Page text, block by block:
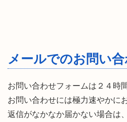
メールでのお問い
お問い合わせフォームは２４時
お問い合わせには極力速やかに
返信がなかなか届かない場合は